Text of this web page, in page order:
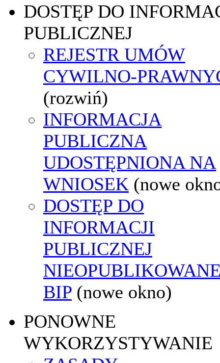
DOSTĘP DO
PUBLICZNEJ
REJESTR UMÓW
CYWILNO-
(rozwiń)
INFORMACJA
PUBLICZNA
UDOSTĘPNIONA NA
WNIOSEK (nowe
DOSTĘP DO
INFORMACJI
PUBLICZNEJ
BIP (nowe okno)
PONOWNE
WYKORZYSTYWANIE